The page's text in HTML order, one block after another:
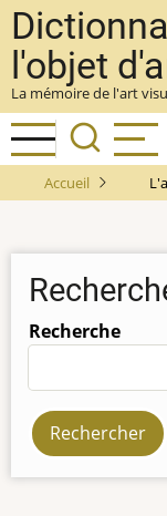
Aller
au
contenu
principal
l'objet
La mémoire de l'art
Accueil
Recherche